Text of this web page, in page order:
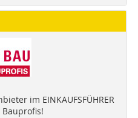
im EINKAUFSFÜHRER